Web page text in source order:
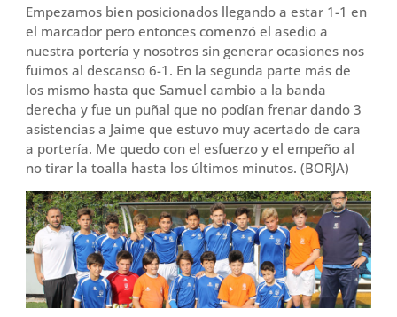
Empezamos bien posicionados llegando a estar 1-1 en
el marcador pero entonces comenzó el asedio a
nuestra portería y nosotros sin generar ocasiones nos
fuimos al descanso 6-1. En la segunda parte más de
los mismo hasta que Samuel cambio a la banda
derecha y fue un puñal que no podían frenar dando 3
asistencias a Jaime que estuvo muy acertado de cara
a portería. Me quedo con el esfuerzo y el empeño al
no tirar la toalla hasta los últimos minutos. (BORJA)